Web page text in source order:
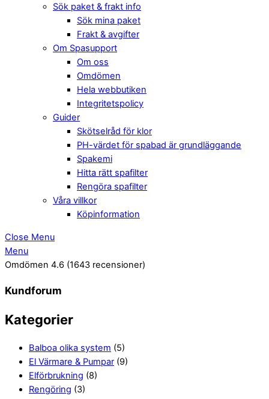
Sök paket & frakt info
Sök mina paket
Frakt & avgifter
Om Spasupport
Om oss
Omdömen
Hela webbutiken
Integritetspolicy
Guider
Skötselråd för klor
PH-värdet för spabad är grundläggande
Spakemi
Hitta rätt spafilter
Rengöra spafilter
Våra villkor
Köpinformation
Close Menu
Menu
Omdömen 4.6 (1643 recensioner)
Kundforum
Kategorier
Balboa olika system (5)
El Värmare & Pumpar (9)
Elförbrukning (8)
Rengöring (3)